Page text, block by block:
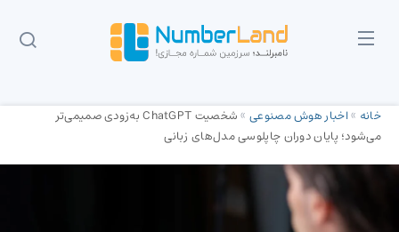
خانه »اخبار هوش مصنوعی»
شخصیت ChatGPT به‌زودی صمیمی‌تر
می‌شود؛ پایان دوران چاپلوسی مدل‌های زبانی